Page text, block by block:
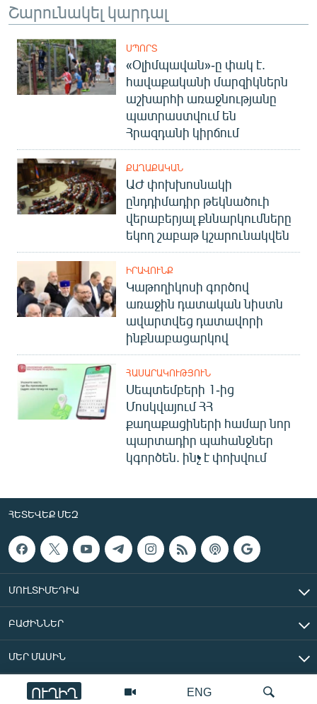
ՓՈԴՔԱՍԹ
Հայերեն
English
«Ազատության» բոլոր կայքերը
ENG
ՈՒՂԻՂ
Շարունակել կարդալ
ՍՊՈՐՏ
«Օլիմպավան»-ը փակ է.
հավաքականի մարզիկներն
աշխարհի առաջնությանը
պատրաստվում են
Հրազդանի կիրճում
ՔԱՂԱՔԱԿԱՆ
ԱԺ փոխխոսնակի
ընդդիմադիր թեկնածուի
վերաբերյալ քննարկումները
եկող շաբաթ կշարունակվեն
ԻՐԱՎՈՒՆՔ
Կաթողիկոսի գործով
առաջին դատական նիստն
ավարտվեց դատավորի
ինքնաբացարկով
ՀԱՍԱՐԱԿՈՒԹՅՈՒՆ
Սեպտեմբերի 1-ից
Մոսկվայում ՀՀ
քաղաքացիների համար նոր
պարտադիր պահանջներ
կգործեն. ինչ է փոխվում
ՀԵՏԵՎԵՔ ՄԵԶ
ՄՈՒԼՏԻՄԵԴԻԱ
ԲԱԺԻՆՆԵՐ
ՄԵՐ ՄԱՍԻՆ
«Ազատ Եվրոպա/Ազատություն» ռադիոկայան © 2026